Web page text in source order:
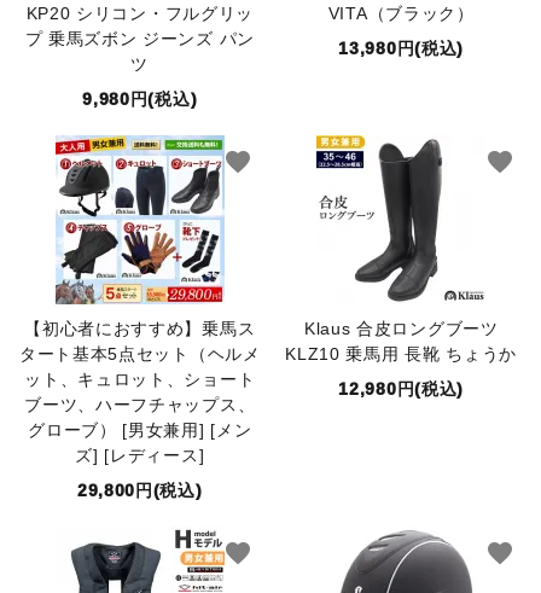
KP20 シリコン・フルグリッ
プ 乗馬ズボン ジーンズ パン
ツ
9,980円(税込)
VITA（ブラック）
13,980円(税込)
【初心者におすすめ】乗馬ス
タート基本5点セット（ヘルメ
ット、キュロット、ショート
ブーツ、ハーフチャップス、
グローブ） [男女兼用] [メン
ズ] [レディース]
29,800円(税込)
favorite
Klaus 合皮ロングブーツ
KLZ10 乗馬用 長靴 ちょうか
12,980円(税込)
favorite
favorite favorite